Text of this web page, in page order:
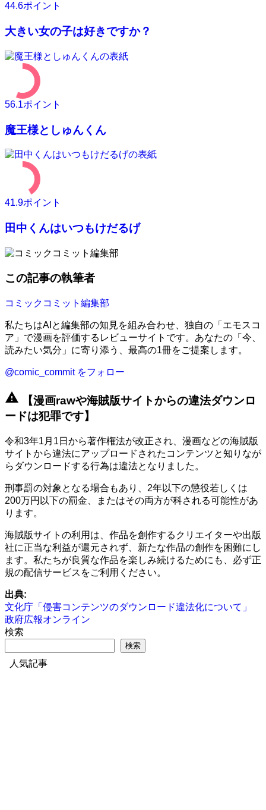
44.6ポイント
大きい女の子は好きですか？
56.1ポイント
魔王様としゅんくん
41.9ポイント
田中くんはいつもけだるげ
この記事の執筆者
コミックコミット編集部
私たちはAIと編集部の知見を組み合わせ、独自の「エモスコ
ア」で漫画を評価するレビューサイトです。あなたの「今、
読みたい気分」に寄り添う、最高の1冊をご提案します。
@comic_commit をフォロー
warning 【漫画rawや海賊版サイトからの違法ダウンロ
ードは犯罪です】
令和3年1月1日から著作権法が改正され、漫画などの海賊版
サイトから違法にアップロードされたコンテンツと知りなが
らダウンロードする行為は違法となりました。
刑事罰の対象となる場合もあり、2年以下の懲役若しくは
200万円以下の罰金、またはその両方が科される可能性があ
ります。
海賊版サイトの利用は、作品を創作するクリエイターや出版
社に正当な利益が還元されず、新たな作品の創作を困難にし
ます。私たちが良質な作品を楽しみ続けるためにも、必ず正
規の配信サービスをご利用ください。
出典:
文化庁「侵害コンテンツのダウンロード違法化について」
政府広報オンライン
検索
検索
人気記事